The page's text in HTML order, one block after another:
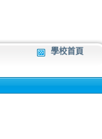
學校首頁